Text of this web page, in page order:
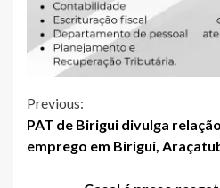
Continue
Reading
Previous:
PAT de Birigui divulga
emprego em Birigui,